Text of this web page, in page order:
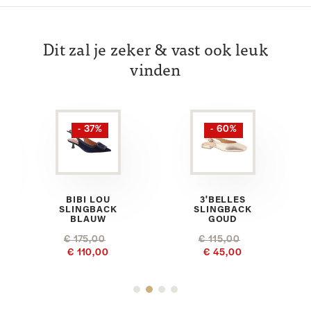
Dit zal je zeker & vast ook leuk
vinden
- 37%
BIBI LOU
SLINGBACK
BLAUW
€ 175,00
€ 110,00
- 60%
3'BELLES
SLINGBACK
GOUD
€ 115,00
€ 45,00